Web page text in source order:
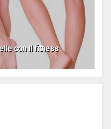
con il fitness